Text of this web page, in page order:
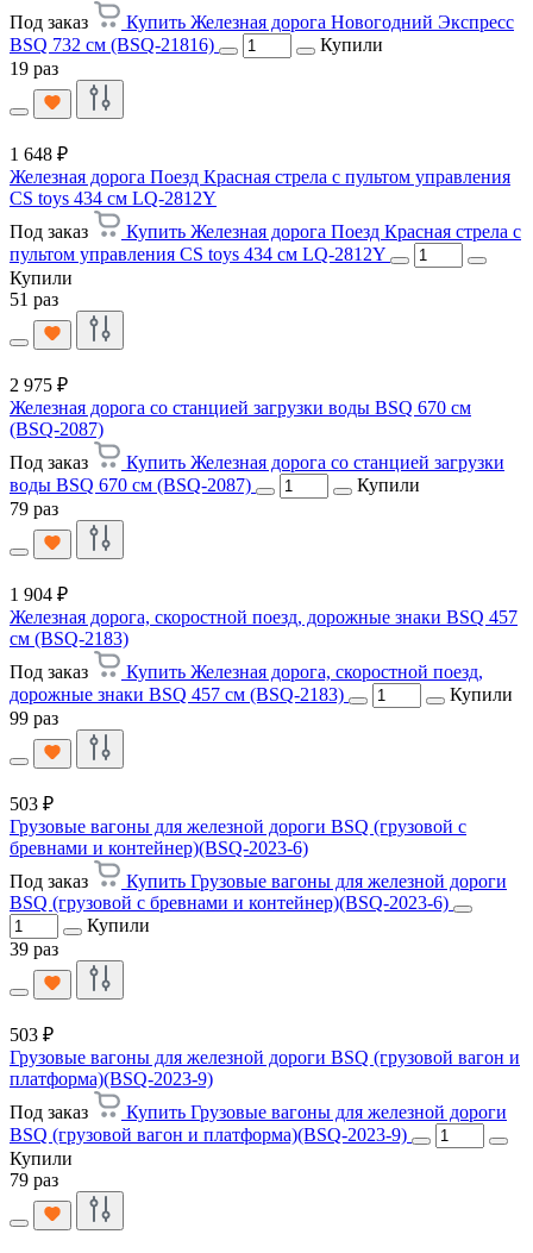
Под заказ
Купить Железная дорога Новогодний Экспресс
BSQ 732 см (BSQ-21816)
Купили
19 раз
1 648 ₽
Железная дорога Поезд Красная стрела с пультом управления
CS toys 434 см LQ-2812Y
Под заказ
Купить Железная дорога Поезд Красная стрела с
пультом управления CS toys 434 см LQ-2812Y
Купили
51 раз
2 975 ₽
Железная дорога со станцией загрузки воды BSQ 670 см
(BSQ-2087)
Под заказ
Купить Железная дорога со станцией загрузки
воды BSQ 670 см (BSQ-2087)
Купили
79 раз
1 904 ₽
Железная дорога, скоростной поезд, дорожные знаки BSQ 457
см (BSQ-2183)
Под заказ
Купить Железная дорога, скоростной поезд,
дорожные знаки BSQ 457 см (BSQ-2183)
Купили
99 раз
503 ₽
Грузовые вагоны для железной дороги BSQ (грузовой с
бревнами и контейнер)(BSQ-2023-6)
Под заказ
Купить Грузовые вагоны для железной дороги
BSQ (грузовой с бревнами и контейнер)(BSQ-2023-6)
Купили
39 раз
503 ₽
Грузовые вагоны для железной дороги BSQ (грузовой вагон и
платформа)(BSQ-2023-9)
Под заказ
Купить Грузовые вагоны для железной дороги
BSQ (грузовой вагон и платформа)(BSQ-2023-9)
Купили
79 раз